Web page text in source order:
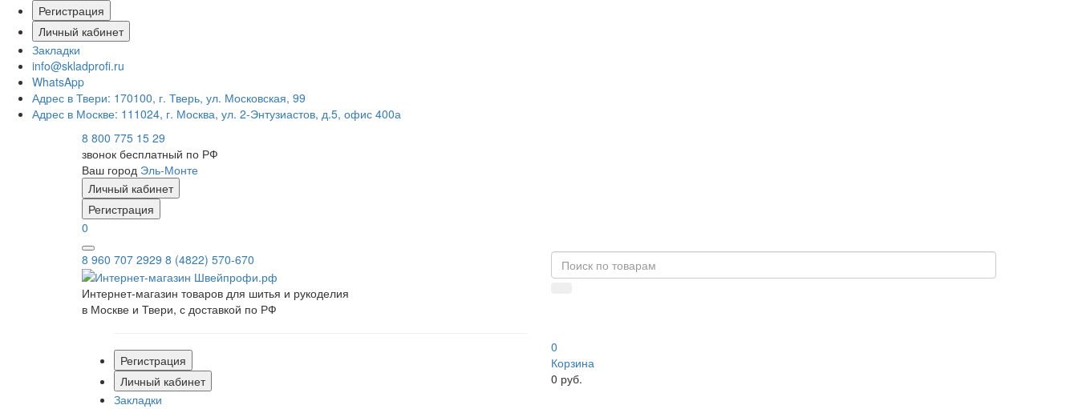
Регистрация
Личный кабинет
Закладки
info@skladprofi.ru
WhatsApp
Адрес в Твери: 170100, г. Тверь, ул. Московская, 99
Адрес в Москве: 111024, г. Москва, ул. 2-Энтузиастов, д.5, офис 400а
8 800 775 15 29
звонок бесплатный по РФ
Ваш город Эль-Монте
Личный кабинет
Регистрация
0
8 960 707 2929 8 (4822) 570-670
Интернет-магазин товаров для шитья и рукоделия
в Москве и Твери, с доставкой по РФ
Регистрация
Личный кабинет
Закладки
0
Корзина
0 руб.